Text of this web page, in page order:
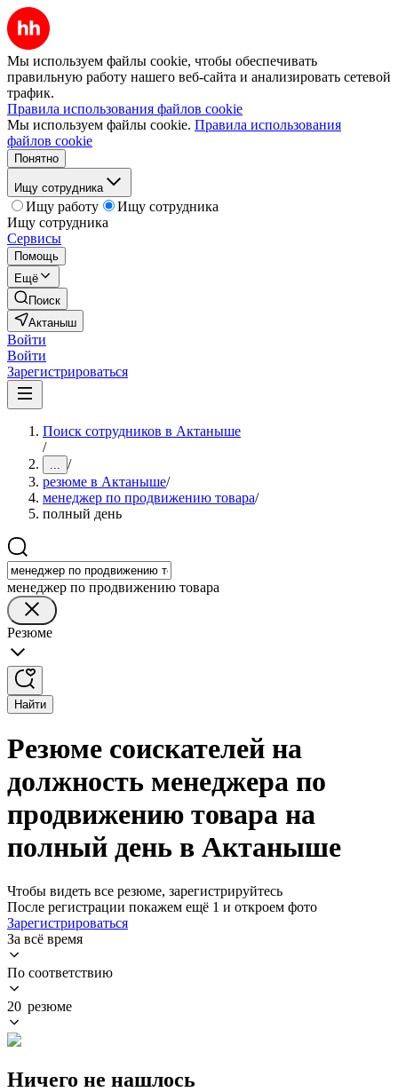
Мы используем файлы cookie, чтобы обеспечивать
правильную работу нашего веб-сайта и анализировать сетевой
трафик.
Правила использования файлов cookie
Мы используем файлы cookie. Правила использования
файлов cookie
Понятно
Ищу сотрудника
Ищу работу
Ищу сотрудника
Ищу сотрудника
Сервисы
Помощь
Ещё
Поиск
Актаныш
Войти
Войти
Зарегистрироваться
Поиск сотрудников в Актаныше
/
... /
резюме в Актаныше/
менеджер по продвижению товара/
полный день
менеджер по продвижению товара
Резюме
Найти
Резюме соискателей на
должность менеджера по
продвижению товара на
полный день в Актаныше
Чтобы видеть все резюме, зарегистрируйтесь
После регистрации покажем ещё 1 и откроем фото
Зарегистрироваться
За всё время
По соответствию
20 резюме
Ничего не нашлось